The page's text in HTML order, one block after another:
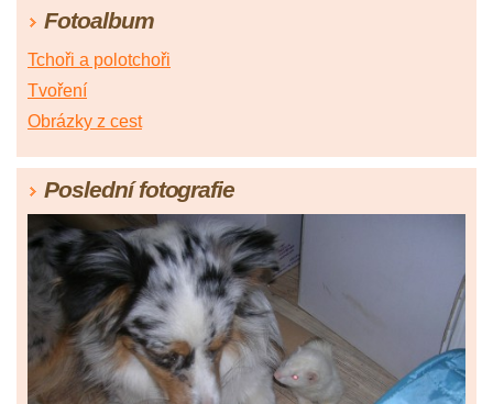
Fotoalbum
Tchoři a polotchoři
Tvoření
Obrázky z cest
Poslední fotografie